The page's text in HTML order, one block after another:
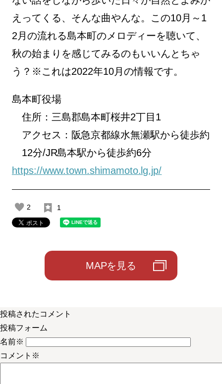
えってくる、そんな曲やんな。この10月～1
2月の流れる島本町のメロディーを聴いて、
秋の始まりを感じてみるのもいいんとちゃ
う？※これは2022年10月の情報です。
島本町役場
住所：三島郡島本町桜井2丁目1
アクセス：阪急京都線水無瀬駅から徒歩約
12分/JR島本駅から徒歩約6分
https://www.town.shimamoto.lg.jp/
2 1
MAPを見る
投稿されたコメント
投稿フォーム
名前※
コメント ※